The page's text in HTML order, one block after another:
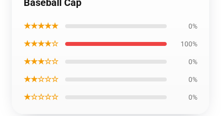
Baseball Cap
★★★★★ 0%
★★★★☆ 100%
★★★☆☆ 0%
★★☆☆☆ 0%
★☆☆☆☆ 0%